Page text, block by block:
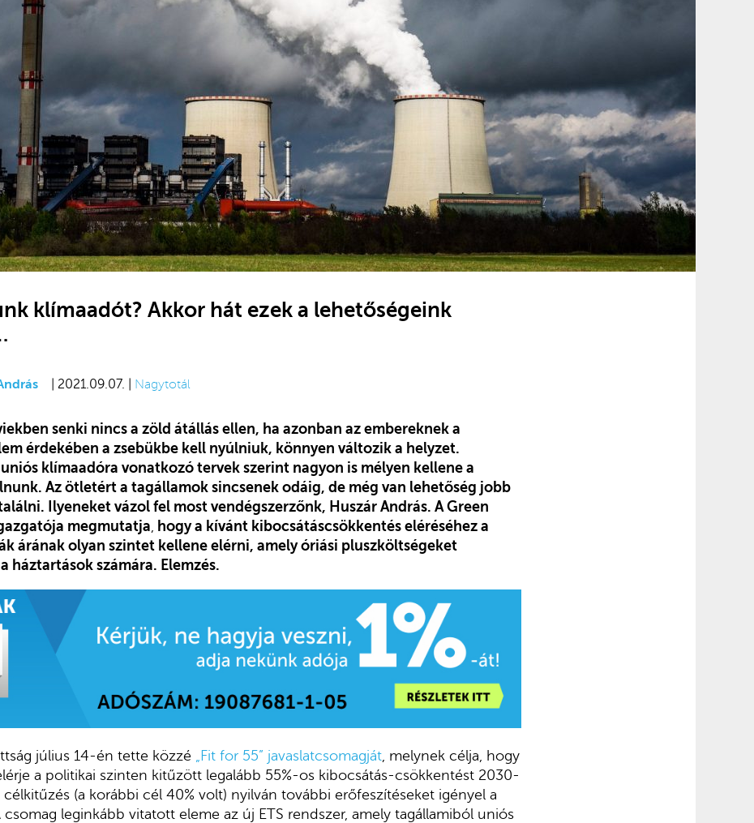
klímaadót? Akkor hát ezek a lehetőségeink
| 2021.09.07. | Nagytotál
senki nincs a zöld átállás ellen, ha azonban az embereknek a
érdekében a zsebükbe kell nyúlniuk, könnyen változik a helyzet.
klímaadóra vonatkozó tervek szerint nagyon is mélyen kellene a
Az ötletért a tagállamok sincsenek odáig, de még van lehetőség jobb
Ilyeneket vázol fel most vendégszerzőnk, Huszár András. A Green
megmutatja, hogy a kívánt kibocsátáscsökkentés eléréséhez a
árának olyan szintet kellene elérni, amely óriási pluszköltségeket
háztartások számára. Elemzés.
július 14-én tette közzé „Fit for 55” javaslatcsomagját , melynek célja, hogy
a politikai szinten kitűzött legalább 55%-os kibocsátás-csökkentést 2030-
célkitűzés (a korábbi cél 40% volt) nyilván további erőfeszítéseket igényel a
csomag leginkább vitatott eleme az új ETS rendszer, amely tagállamiból uniós